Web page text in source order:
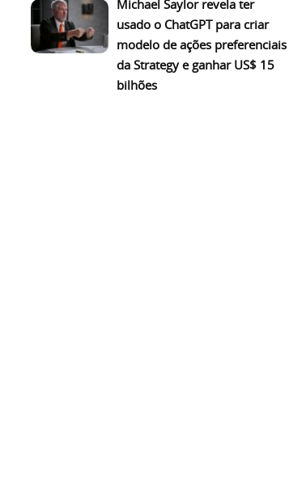
Michael Saylor revela ter
usado o ChatGPT para criar
modelo de ações preferenciais
da Strategy e ganhar US$ 15
bilhões